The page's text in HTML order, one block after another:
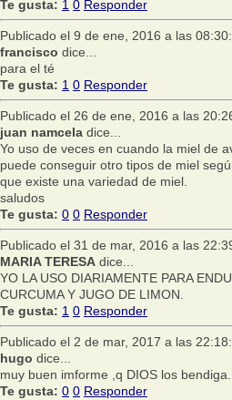
Te gusta: 1 0 Responder
Publicado el 9 de ene, 2016 a las
francisco dice...
para el té
Te gusta: 1 0 Responder
Publicado el 26 de ene, 2016 a las
juan namcela dice...
Yo uso de veces en cuando la miel de
puede conseguir otro tipos de miel
que existe una variedad de miel.
saludos
Te gusta: 0 0 Responder
Publicado el 31 de mar, 2016 a las
MARIA TERESA dice...
YO LA USO DIARIAMENTE PARA
CURCUMA Y JUGO DE LIMON.
Te gusta: 1 0 Responder
Publicado el 2 de mar, 2017 a las
hugo dice...
muy buen imforme ,q DIOS los bendiga.
Te gusta: 0 0 Responder